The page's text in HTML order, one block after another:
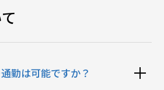
勤は可能ですか？